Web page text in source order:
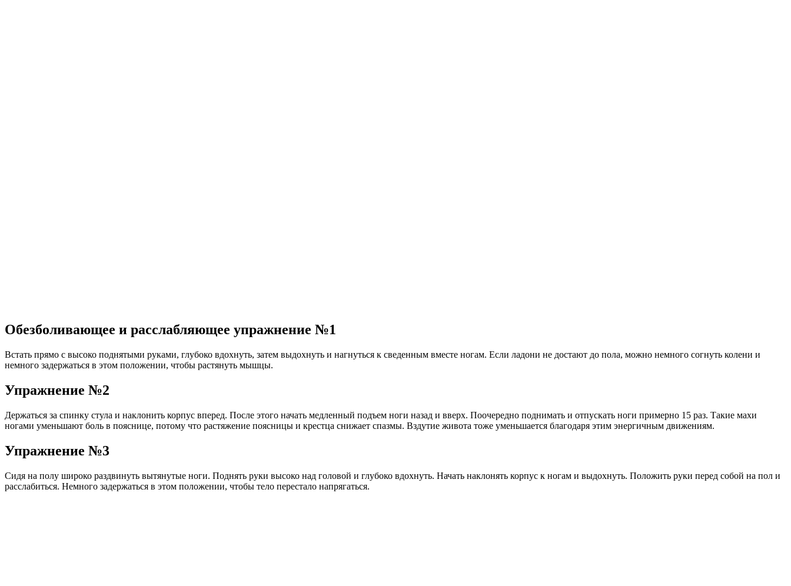
Обезболивающее и расслабляющее упражнение №1
Встать прямо с высоко поднятыми руками, глубоко вдохнуть, затем выдохнуть и нагнуться к сведенным вместе ногам. Если ладони не достают до пола, можно немного согнуть колени и
немного задержаться в этом положении, чтобы растянуть мышцы.
Упражнение №2
Держаться за спинку стула и наклонить корпус вперед. После этого начать медленный подъем ноги назад и вверх. Поочередно поднимать и отпускать ноги примерно 15 раз. Такие махи
ногами уменьшают боль в пояснице, потому что растяжение поясницы и крестца снижает спазмы. Вздутие живота тоже уменьшается благодаря этим энергичным движениям.
Упражнение №3
Сидя на полу широко раздвинуть вытянутые ноги. Поднять руки высоко над головой и глубоко вдохнуть. Начать наклонять корпус к ногам и выдохнуть. Положить руки перед собой на пол и
расслабиться. Немного задержаться в этом положении, чтобы тело перестало напрягаться.